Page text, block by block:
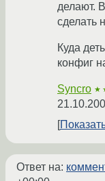
делают.
сделать
Куда
конфиг
Syncro
Ответ на: